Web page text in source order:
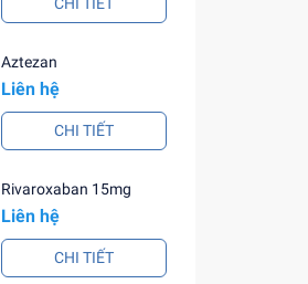
Aztezan
Liên hệ
CHI TIẾT
Rivaroxaban 15mg
Liên hệ
CHI TIẾT